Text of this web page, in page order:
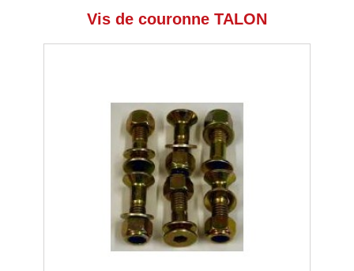
Vis de couronne TALON